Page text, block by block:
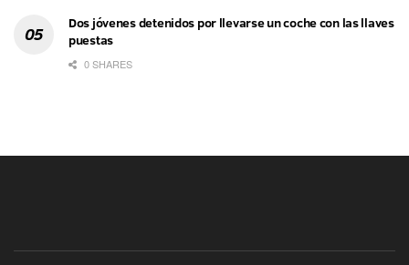
Dos jóvenes detenidos por llevarse un coche con las llaves
puestas
0 SHARES